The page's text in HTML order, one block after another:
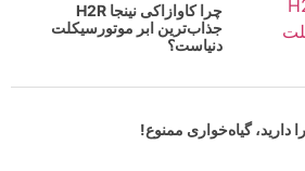
چرا کاوازاکی نینجا H2R
جذاب‌ترین ابر موتورسیکلت
دنیاست؟
دارید، گیاه‌خواری ممنوع!